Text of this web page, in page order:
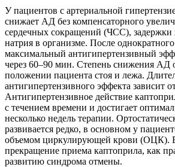
У пациентов с артериальной
снижает АД без компенсаторного
сердечных сокращений (ЧСС), задержки
натрия в организме. После
максимальный антигипертензивный
через 60–90 мин. Степень снижения АД
положении пациента стоя и лежа.
антигипертензивного эффекта зависит
Антигипертензивное действие
с течением времени и достигает
несколько недель терапии.
развивается редко, в основном у
объемом циркулирующей крови (ОЦК).
прекращение приема каптоприла, как
развитию синдрома отмены.